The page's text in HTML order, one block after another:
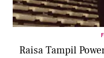
Raisa Tampil